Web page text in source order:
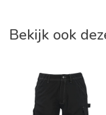
Bekijk ook